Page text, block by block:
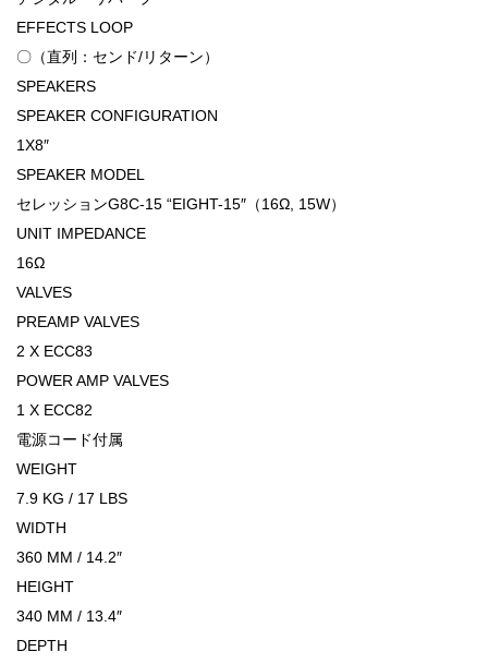
EFFECTS LOOP
〇（直列：センド/リターン）
SPEAKERS
SPEAKER CONFIGURATION
1X8″
SPEAKER MODEL
セレッションG8C-15 “EIGHT-15″（16Ω, 15W）
UNIT IMPEDANCE
16Ω
VALVES
PREAMP VALVES
2 X ECC83
POWER AMP VALVES
1 X ECC82
電源コード付属
WEIGHT
7.9 KG / 17 LBS
WIDTH
360 MM / 14.2″
HEIGHT
340 MM / 13.4″
DEPTH